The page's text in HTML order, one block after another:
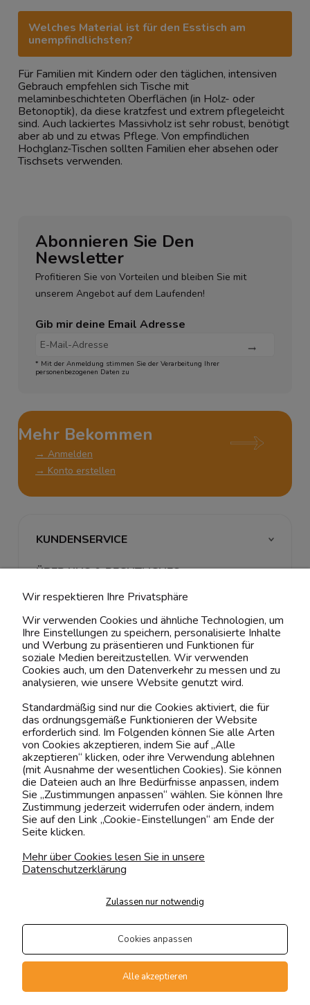
Welches Material ist für den Esstisch am
unempfindlichsten?
Für Familien mit Kindern oder den täglichen, intensiven
Gebrauch empfehlen sich Tische mit
melaminbeschichteten Oberflächen (in Holz- oder
Betonoptik), da diese kratzfest und extrem pflegeleicht
sind. Auch lackiertes Massivholz ist sehr robust, benötigt
aber ab und zu etwas Pflege. Von empfindlichen
Hochglanz-Tischen sollten Familien eher absehen oder
Tischsets verwenden.
Abonnieren Sie Den
Newsletter
Profitieren Sie von Vorteilen und bleiben Sie mit
unserem Angebot auf dem Laufenden!
Gib mir deine Email Adresse
* Mit der Anmeldung stimmen Sie der Verarbeitung Ihrer
personenbezogenen Daten zu
Mehr Bekommen
→ Anmelden
→ Konto erstellen
Kontaktiere uns!
0151 12200811
shop@yourhouse24.eu
Mo. - Fr. 07:00-15:00
KUNDENSERVICE
ÜBER UNS & RECHTLICHES
MEIN ACCOUNT
BELIEBTE KATEGORIEN
Transportarten
Der Versand erfolgt per
private Spedition
Geprüfte Präsenz
Zahlungsmethoden
Wir respektieren Ihre Privatsphäre
Wir verwenden Cookies und ähnliche Technologien, um
Ihre Einstellungen zu speichern, personalisierte Inhalte
und Werbung zu präsentieren und Funktionen für
soziale Medien bereitzustellen. Wir verwenden
Cookies auch, um den Datenverkehr zu messen und zu
analysieren, wie unsere Website genutzt wird.
Standardmäßig sind nur die Cookies aktiviert, die für
das ordnungsgemäße Funktionieren der Website
erforderlich sind. Im Folgenden können Sie alle Arten
von Cookies akzeptieren, indem Sie auf „Alle
akzeptieren“ klicken, oder ihre Verwendung ablehnen
(mit Ausnahme der wesentlichen Cookies). Sie können
die Dateien auch an Ihre Bedürfnisse anpassen, indem
Sie „Zustimmungen anpassen“ wählen. Sie können Ihre
Zustimmung jederzeit widerrufen oder ändern, indem
Sie auf den Link „Cookie-Einstellungen“ am Ende der
Seite klicken.
Mehr über Cookies lesen Sie in unsere
Datenschutzerklärung
Zulassen nur notwendig
Cookies anpassen
Alle akzeptieren